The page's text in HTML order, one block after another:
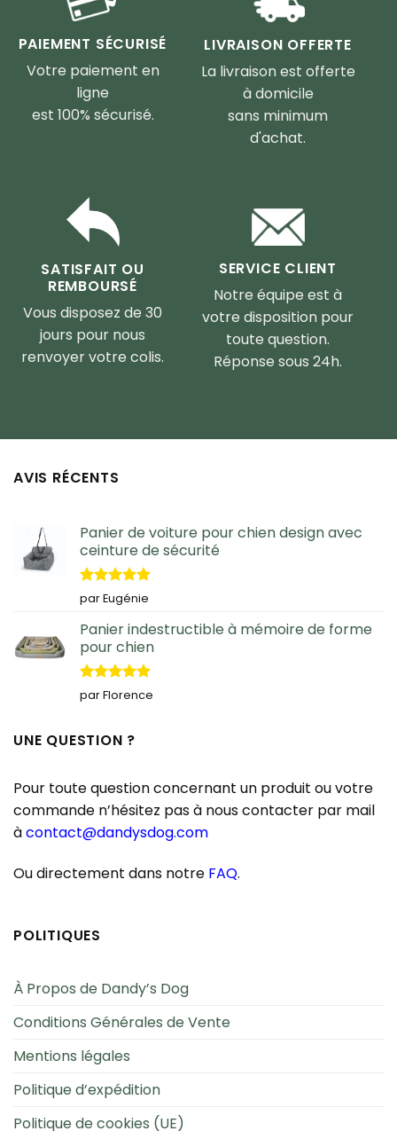
PAIEMENT SÉCURISÉ
Votre paiement en
ligne
est 100% sécurisé.
LIVRAISON OFFERTE
La livraison est offerte
à domicile
sans minimum
d'achat.
SATISFAIT OU
REMBOURSÉ
Vous disposez de 30
jours pour nous
renvoyer votre colis.
SERVICE CLIENT
Notre équipe est à
votre disposition pour
toute question.
Réponse sous 24h.
AVIS RÉCENTS
Panier de voiture pour chien design avec
ceinture de sécurité
Note5sur
5
par Eugénie
Panier indestructible à mémoire de forme
pour chien
Note5sur
5
par Florence
UNE QUESTION ?
Pour toute question concernant un produit ou votre
commande n’hésitez pas à nous contacter par mail
àcontact@dandysdog.com
Ou directement dans notre FAQ.
POLITIQUES
À Propos de Dandy’s Dog
Conditions Générales de Vente
Mentions légales
Politique d’expédition
Politique de cookies (UE)